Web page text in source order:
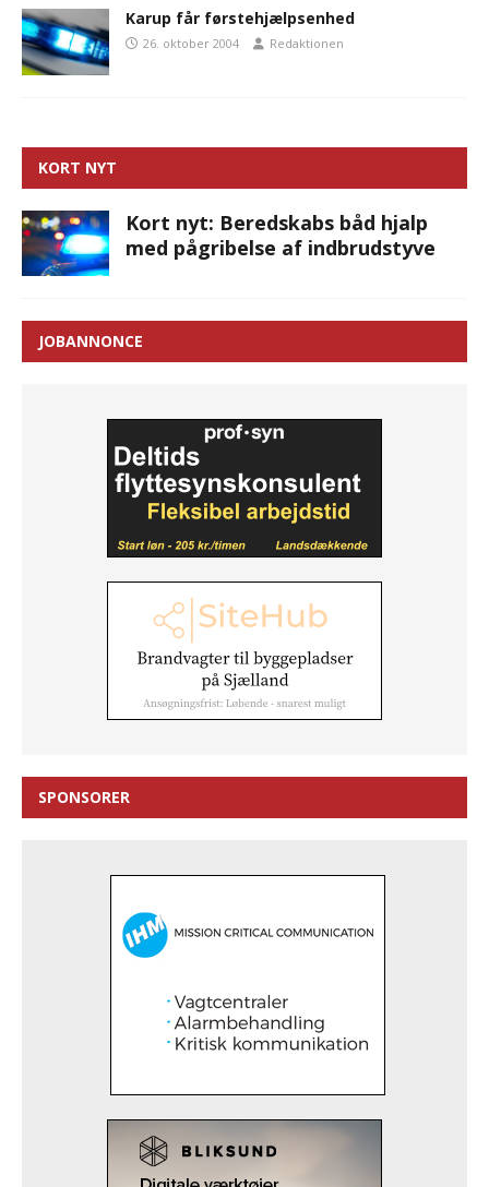
Karup får førstehjælpsenhed
26. oktober 2004 Redaktionen
KORT NYT
Kort nyt: Beredskabs båd hjalp
med pågribelse af indbrudstyve
JOBANNONCE
SPONSORER